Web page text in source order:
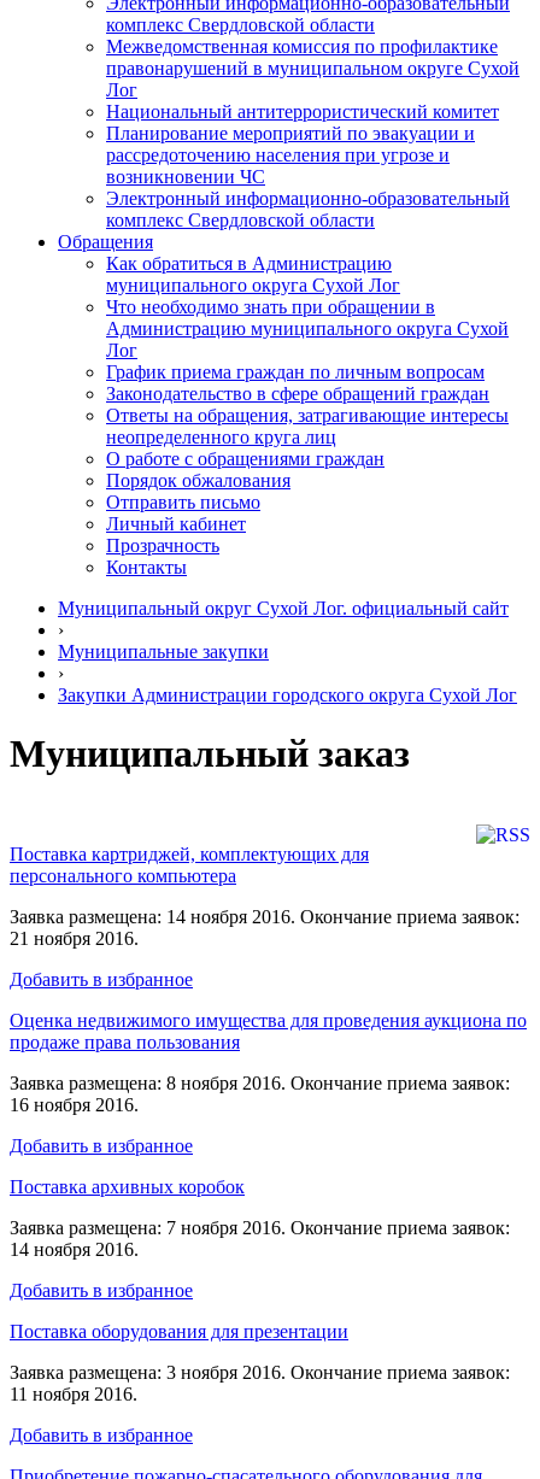
комплекс Cвердловской области
Межведомственная комиссия по профилактике
правонарушений в муниципальном округе Сухой
Лог
Национальный антитеррористический комитет
Планирование мероприятий по эвакуации и
рассредоточению населения при угрозе и
возникновении ЧС
Электронный информационно-образовательный
комплекс Свердловской области
Обращения
Как обратиться в Администрацию
муниципального округа Сухой Лог
Что необходимо знать при обращении в
Администрацию муниципального округа Сухой
Лог
График приема граждан по личным вопросам
Законодательство в сфере обращений граждан
Ответы на обращения, затрагивающие интересы
неопределенного круга лиц
О работе с обращениями граждан
Порядок обжалования
Отправить письмо
Личный кабинет
Прозрачность
Контакты
Муниципальный округ Сухой Лог. официальный сайт
›
Муниципальные закупки
›
Закупки Администрации городского округа Сухой Лог
Муниципальный заказ
Поставка картриджей, комплектующих для
персонального компьютера
Заявка размещена: 14 ноября 2016. Окончание приема заявок:
21 ноября 2016.
Добавить в избранное
Оценка недвижимого имущества для проведения аукциона по
продаже права пользования
Заявка размещена: 8 ноября 2016. Окончание приема заявок:
16 ноября 2016.
Добавить в избранное
Поставка архивных коробок
Заявка размещена: 7 ноября 2016. Окончание приема заявок:
14 ноября 2016.
Добавить в избранное
Поставка оборудования для презентации
Заявка размещена: 3 ноября 2016. Окончание приема заявок:
11 ноября 2016.
Добавить в избранное